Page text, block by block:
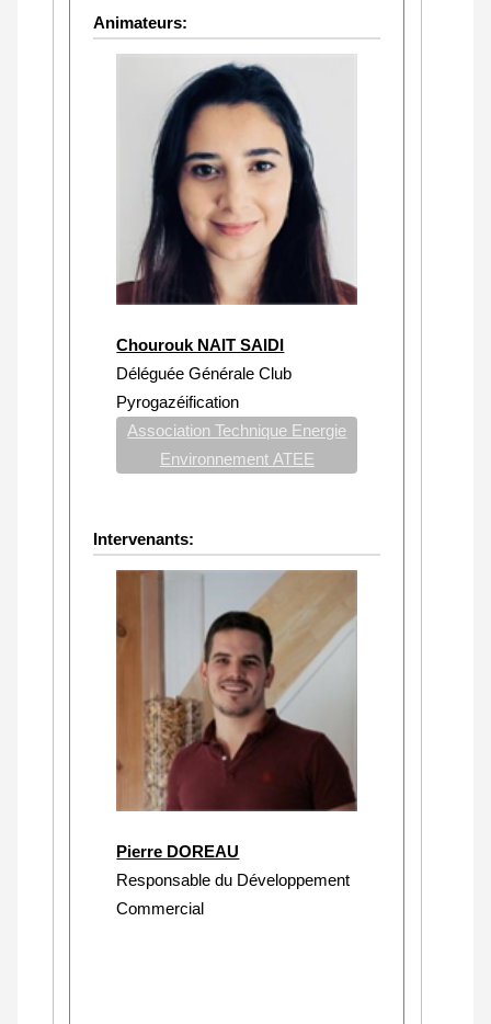
Animateurs:
Chourouk NAIT SAIDI
Déléguée Générale Club
Pyrogazéification
Association Technique Energie
Environnement ATEE
Intervenants:
Pierre DOREAU
Responsable du Développement
Commercial